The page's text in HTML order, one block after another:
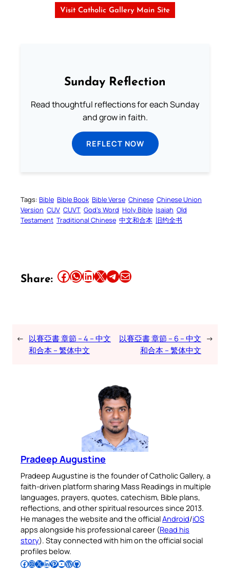
Visit Catholic Gallery Main Site
Sunday Reflection
Read thoughtful reflections for each Sunday
and grow in faith.
REFLECT NOW
Tags: Bible Bible Book Bible Verse Chinese Chinese Union
Version CUV CUVT God’s Word Holy Bible Isaiah Old
Testament Traditional Chinese 中文和合本 旧约全书
Share: Share this article on Facebook Share this article on WhatsApp Share this article on LinkedIn Share this article on X Share this article on TelegramEmail this Article
← 以賽亞書 章節 – 4 – 中文
和合本 – 繁体中文
以賽亞書 章節 – 6 – 中文
和合本 – 繁体中文
→
Pradeep Augustine
Pradeep Augustine is the founder of Catholic Gallery, a
faith-driven platform sharing Mass Readings in multiple
languages, prayers, quotes, catechism, Bible plans,
reflections, and other spiritual resources since 2013.
He manages the website and the officialAndroid/iOS
apps alongside his professional career (Read his
story). Stay connected with him on the official social
profiles below.
Follow Pradeep on Facebook Follow Pradeep on InstagramFollow Pradeep on X Follow Pradeep on LinkedIn Follow Pradeep on Pinterest Subscribe to Pradeep’s Youtube Channel Follow Pradeep on WordPress Follow Pradeep on GitHub